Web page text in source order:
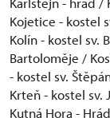
Kojetice - kostel
Kolín - kostel sv.
Bartoloměje /
- kostel sv.
Krteň - kostel sv.
Kutná Hora -